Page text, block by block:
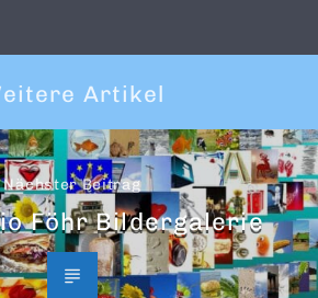
Artikel
Nächster Beitrag
Föhr Bildergalerie